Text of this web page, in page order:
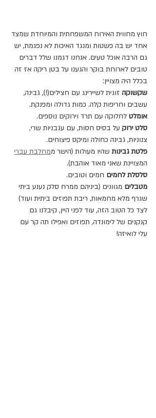
חוץ מחווית האירוח המשפחתית והמיוחדת שמצד
אחד יש בה פשטות ומנגד האיכות לא נפגמת, יש
גם הרבה אוכל טעים. אנחנו דגמנו שלל דברים
טובים לארוחת בוקר והגענו על בטן ריקה אז זה
בכלל היה מצויין:
שקשוקה זוגית לשיירינג עם חצילים(!), גבינה,
עשבים וחריפות קלה. כמות גדולה ומפנקת.
אומלט לחלוקה עם תרד וירוקים נוספים.
סלט ירוק על בסיס חסות, עם עגבניות שרי,
צנוניות, גבינה כחולה ומיקס פיצוחים.
פלטת גבינות שהיו מעולות (הישר ממחלבת עברי
המצויינת שאני מאוד אוהבת).
סלסלת לחמים חמים וטובים.
מטבלים מגוונים (ביניהם ממרח סלק נענע ביתי
שגרף מלא מחמאות, ריבת תפוזים ביתית ועוד)
לצד כל הטוב הזה, עוד לפני היין, קיבלנו גם
קנקנים של לימונדה, תפוזים ואפילו תה קר עם
עלי לואיזה!